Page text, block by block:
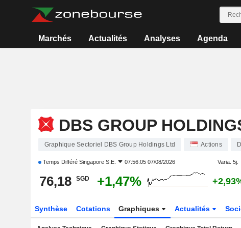
Marchés Actualités Analyses Agenda
DBS GROUP
Graphique Sectoriel DBS Group Holdings Ltd Actions
Temps Différé Singapore S.E. 07:56:05 07/08/2026 Varia. 5j.
76,18 SGD +1,47%
Synthèse Cotations Graphiques Actualités